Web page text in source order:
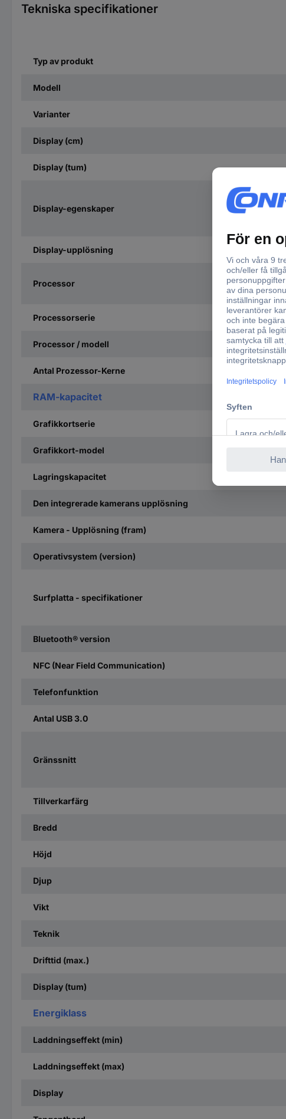
Tekniska specifikationer
Typ av produkt
Modell
Varianter
Display (cm)
Display (tum)
Display-egenskaper
Display-upplösning
Processor
Processorserie
Processor / modell
Antal Prozessor-Kerne
RAM-kapacitet
Grafikkortserie
Grafikkort-model
Lagringskapacitet
Den integrerade kamerans upplösning
Kamera - Upplösning (fram)
Operativsystem (version)
Surfplatta - specifikationer
Bluetooth® version
NFC (Near Field Communication)
Telefonfunktion
Antal USB 3.0
Gränssnitt
Tillverkarfärg
Bredd
Höjd
Djup
Vikt
Teknik
Drifttid (max.)
Display (tum)
Energiklass
Laddningseffekt (min)
Laddningseffekt (max)
Display